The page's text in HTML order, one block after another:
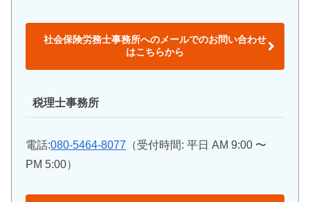
社会保険労務士事務所へのメールでのお問い合わせ
はこちらから
税理士事務所
電話:080-5464-8077 （受付時間: 平日 AM 9:00 〜
PM 5:00）